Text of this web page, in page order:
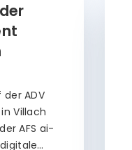
ADV
Villach
AFS ai-